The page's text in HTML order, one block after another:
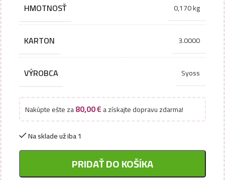
HMOTNOSŤ 0,170 kg
KARTON 3.0000
VÝROBCA Syoss
Nakúpte ešte za80,00€a získajte dopravu zdarma!
Na sklade už iba 1
PRIDAŤ DO KOŠÍKA